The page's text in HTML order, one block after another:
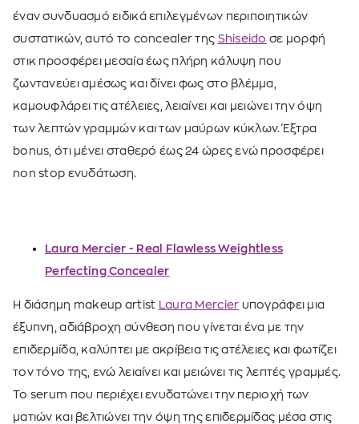
έναν συνδυασμό ειδικά επιλεγμένων περιποιητικών
συστατικών, αυτό το concealer της Shiseido σε μορφή
στικ προσφέρει μεσαία έως πλήρη κάλυψη που
ζωντανεύει αμέσως και δίνει φως στο βλέμμα,
καμουφλάρει τις ατέλειες, λειαίνει και μειώνει την όψη
των λεπτών γραμμών και των μαύρων κύκλων. Έξτρα
bonus, ότι μένει σταθερό έως 24 ώρες ενώ προσφέρει
non stop ενυδάτωση.
Laura Mercier - Real Flawless Weightless
Perfecting Concealer
Η διάσημη makeup artist Laura Mercier υπογράφει μια
έξυπνη, αδιάβροχη σύνθεση που γίνεται ένα με την
επιδερμίδα, καλύπτει με ακρίβεια τις ατέλειες και φωτίζει
τον τόνο της, ενώ λειαίνει και μειώνει τις λεπτές γραμμές.
Το serum που περιέχει ενυδατώνει την περιοχή των
ματιών και βελτιώνει την όψη της επιδερμίδας μέσα στις